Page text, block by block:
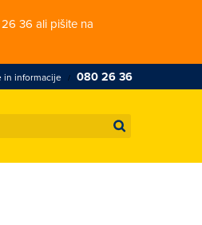
36 ali pišite na
in informacije / 080 26 36